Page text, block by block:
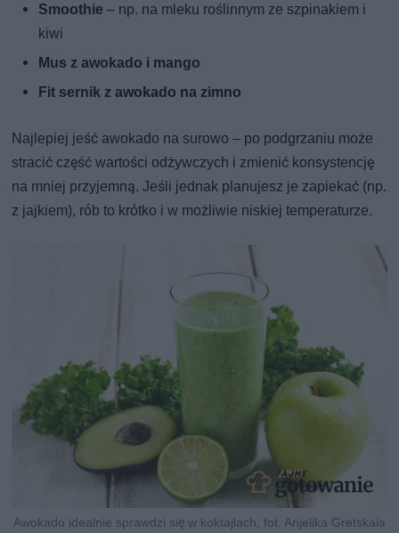
Smoothie – np. na mleku roślinnym ze szpinakiem i
kiwi
Mus z awokado i mango
Fit sernik z awokado na zimno
Najlepiej jeść awokado na surowo – po podgrzaniu może
stracić część wartości odżywczych i zmienić konsystencję
na mniej przyjemną. Jeśli jednak planujesz je zapiekać (np.
z jajkiem), rób to krótko i w możliwie niskiej temperaturze.
Awokado idealnie sprawdzi się w koktajlach, fot. Anjelika Gretskaia